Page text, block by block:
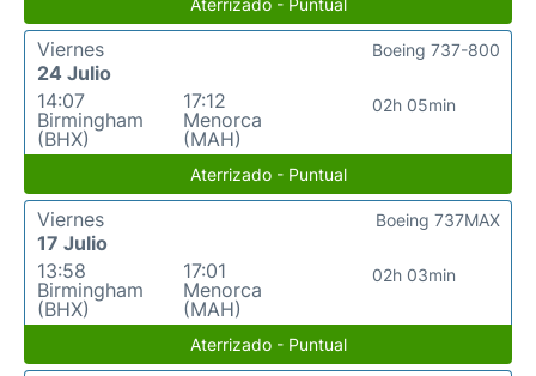
Aterrizado - Puntual
Viernes
24 Julio
14:07
Birmingham
(BHX)
17:12
Menorca
(MAH)
02h 05min
Boeing 737-800
Aterrizado - Puntual
Viernes
17 Julio
13:58
Birmingham
(BHX)
17:01
Menorca
(MAH)
02h 03min
Boeing 737MAX
Aterrizado - Puntual